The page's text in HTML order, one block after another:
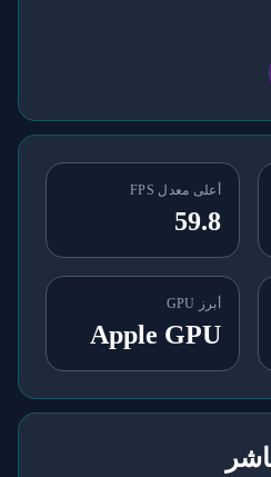
أعلى معدل FPS
59.8
أبرز GPU
Apple GPU